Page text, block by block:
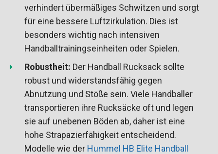
verhindert übermäßiges Schwitzen und sorgt
für eine bessere Luftzirkulation. Dies ist
besonders wichtig nach intensiven
Handballtrainingseinheiten oder Spielen.
Robustheit: Der Handball Rucksack sollte
robust und widerstandsfähig gegen
Abnutzung und Stöße sein. Viele Handballer
transportieren ihre Rucksäcke oft und legen
sie auf unebenen Böden ab, daher ist eine
hohe Strapazierfähigkeit entscheidend.
Modelle wie der Hummel HB Elite Handball